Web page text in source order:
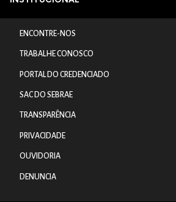
ENCONTRE-NOS
TRABALHE CONOSCO
PORTAL DO CREDENCIADO
SAC DO SEBRAE
TRANSPARÊNCIA
PRIVACIDADE
OUVIDORIA
DENUNCIA